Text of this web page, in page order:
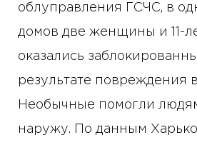
облуправления ГСЧС, в
домов две женщины и 11-
оказались
результате повреждения
Необычные помогли
наружу. По данным